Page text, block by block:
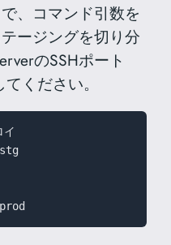
、コマンド引数を
ージングを切り分
のSSHポート
ください。
イ